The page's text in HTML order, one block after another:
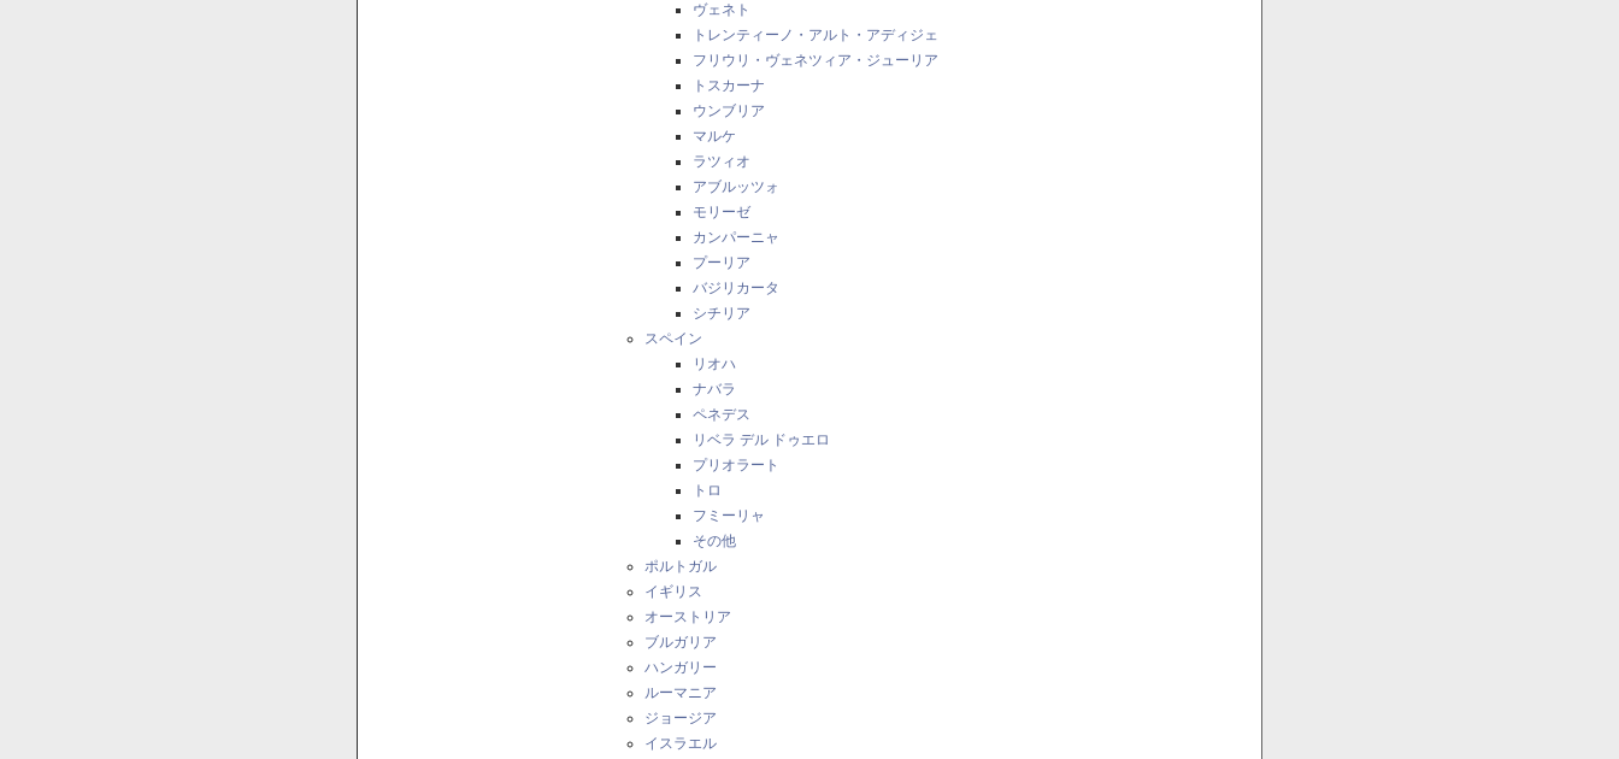
ヴェネト
トレンティーノ・アルト・アディジェ
フリウリ・ヴェネツィア・ジューリア
トスカーナ
ウンブリア
マルケ
ラツィオ
アブルッツォ
モリーゼ
カンパーニャ
プーリア
バジリカータ
シチリア
スペイン
リオハ
ナバラ
ペネデス
リベラ デル ドゥエロ
プリオラート
トロ
フミーリャ
その他
ポルトガル
イギリス
オーストリア
ブルガリア
ハンガリー
ルーマニア
ジョージア
イスラエル